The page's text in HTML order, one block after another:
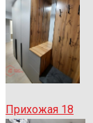
Прихожая 18